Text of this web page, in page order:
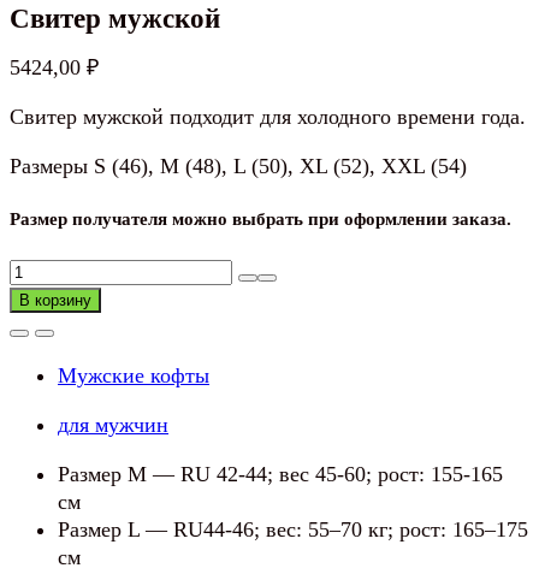
Свитер мужской
5424,00 ₽
Свитер мужской подходит для холодного времени года.
Размеры S (46), M (48), L (50), XL (52), XXL (54)
Размер получателя можно выбрать при оформлении заказа.
Количество
товара
Свитер
В корзину
Мужские кофты
для мужчин
Размер M — RU 42-44; вес 45-60; рост: 155-165
см
Размер L — RU44-46; вес: 55–70 кг; рост: 165–175
см